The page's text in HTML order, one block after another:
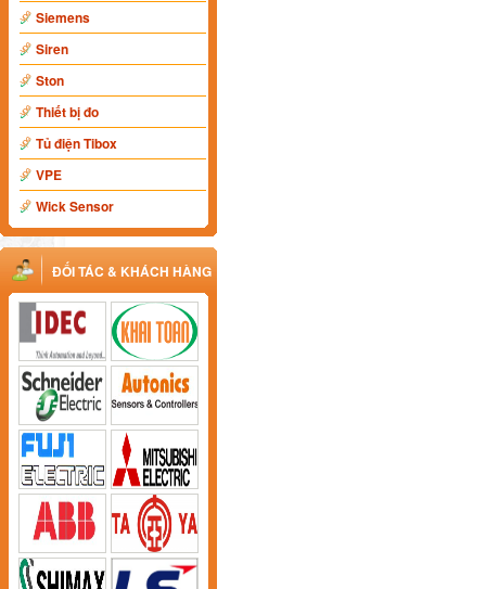
Siemens
Siren
Ston
Thiết bị đo
Tủ điện Tibox
VPE
Wick Sensor
ĐỐI TÁC & KHÁCH HÀNG